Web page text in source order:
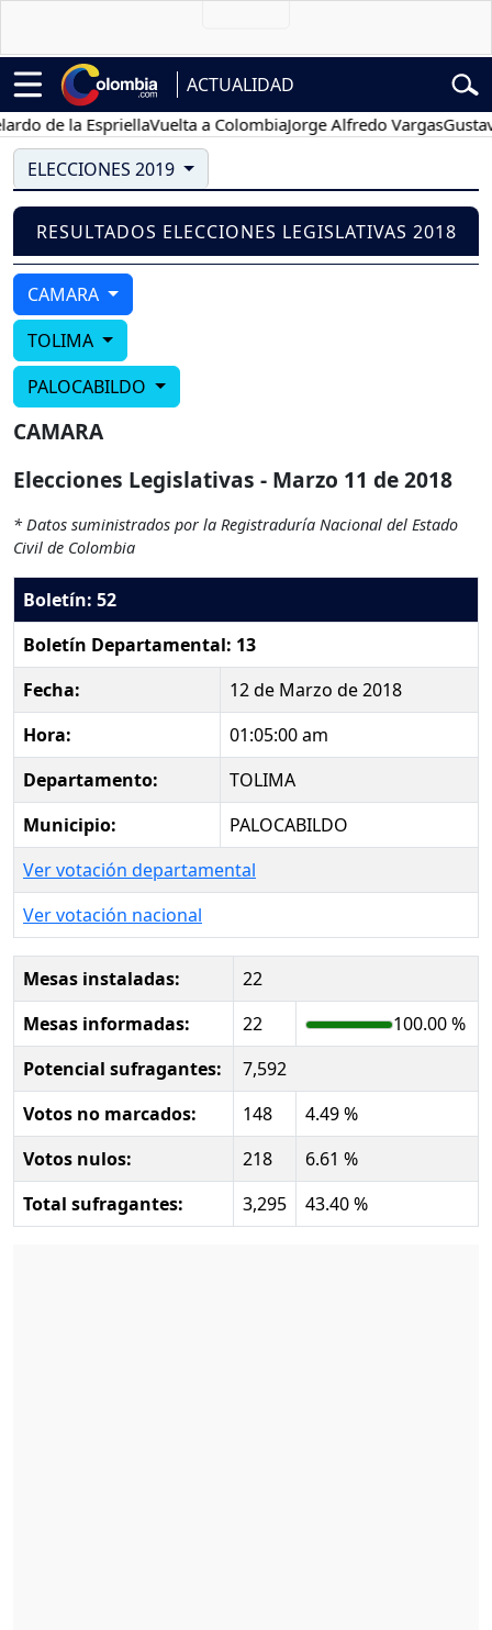
ACTUALIDAD
de la EspriellaVuelta a ColombiaJorge Alfredo Vargas
ELECCIONES 2019
RESULTADOS ELECCIONES LEGISLATIVAS 2018
CAMARA
TOLIMA
PALOCABILDO
CAMARA
Elecciones Legislativas - Marzo 11 de 2018
* Datos suministrados por la Registraduría Nacional del Estado
Civil de Colombia
Boletín: 52
Boletín Departamental: 13
Fecha:
12 de Marzo de 2018
Hora:
01:05:00 am
Departamento:
TOLIMA
Municipio:
PALOCABILDO
Ver votación departamental
Ver votación nacional
Mesas instaladas:
22
Mesas informadas:
22
100.00 %
Potencial sufragantes:
7,592
Votos no marcados:
148
4.49 %
Votos nulos:
218
6.61 %
Total sufragantes:
3,295 43.40 %